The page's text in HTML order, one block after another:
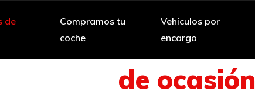
de
Compramos tu
coche
Vehículos por
encargo
de ocasión